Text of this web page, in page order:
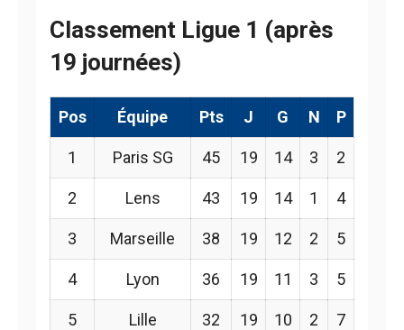
Classement Ligue 1 (après
19 journées)
Pos Équipe Pts J G N P
1 Paris SG 45 19 14 3 2
2 Lens 43 19 14 1 4
3 Marseille 38 19 12 2 5
4 Lyon 36 19 11 3 5
5 Lille 32 19 10 2 7